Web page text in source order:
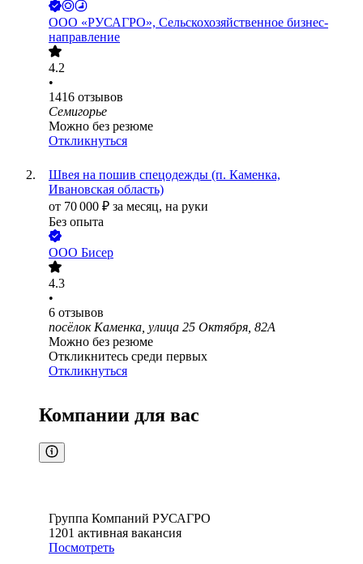
ООО «РУСАГРО», Сельскохозяйственное бизнес-
направление
4.2
•
1416 отзывов
Семигорье
Можно без резюме
Откликнуться
Швея на пошив спецодежды (п. Каменка,
Ивановская область)
от 70 000 ₽ за месяц, на руки
Без опыта
ООО Бисер
4.3
•
6 отзывов
посёлок Каменка, улица 25 Октября, 82А
Можно без резюме
Откликнитесь среди первых
Откликнуться
Компании для вас
Группа Компаний РУСАГРО
1201 активная вакансия
Посмотреть